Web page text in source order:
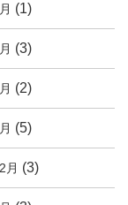
(1)
(3)
(2)
(5)
月 (3)